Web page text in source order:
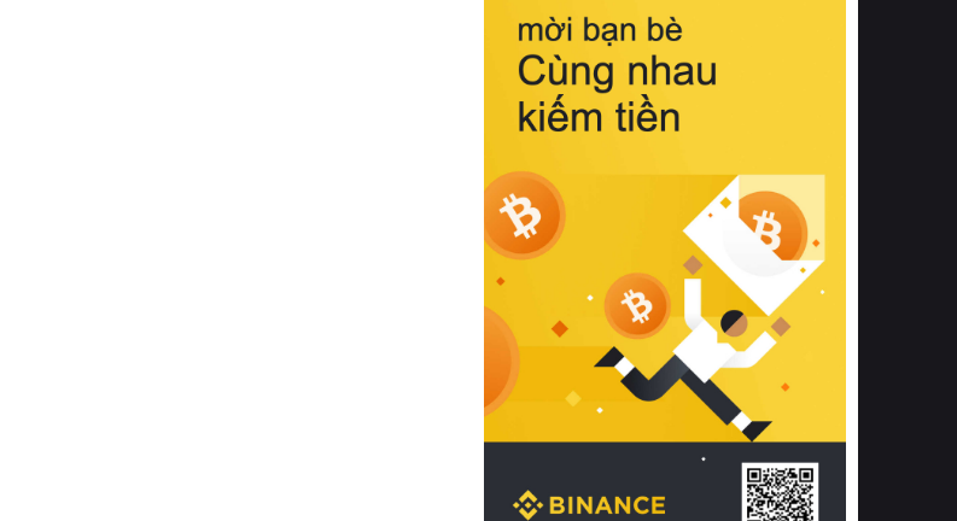
hồi chuẩn xác của phần đệm nâng đỡ
cột sống.
Bên cạnh đó, việc lựa chọn các dòng
sản phẩm đạt chuẩn chất lượng quốc
tế còn giúp ngăn ngừa tình trạng kích
khuẩn và nấm mốc trong điều kiện
thời tiết nóng ẩm. Bạn có thể tìm hiểu
thêm các nghiên cứu khoa học về tác
động của giấc ngủ và môi trường
phòng ngủ đối với sức khỏe con
người tại Sleep Foundation (External
Link) để có cái nhìn toàn diện hơn.
2. Các tiêu chí vàng khi lựa chọn
chăn ga gối đệm cao cấp cho phòng
ngủ
Để sở hữu một bộ chăn ga gối đệm
cao cấp hoàn hảo cả về thẩm mỹ lẫn
công năng, người tiêu dùng cần cân
nhắc kỹ lưỡng các tiêu chí quan trọng